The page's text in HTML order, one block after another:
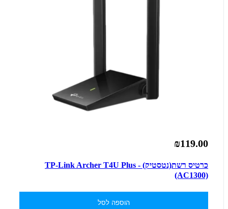
₪119.00
כרטיס רשת(נטסטיק) - TP-Link Archer T4U Plus
(AC1300)
הוספה לסל